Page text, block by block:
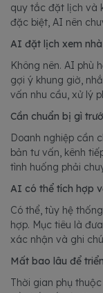
quy tắc đặt lịch và
đặc biệt, AI nên
AI đặt lịch xem
Không nên. AI phù
gợi ý khung giờ,
vấn nhu cầu, xử lý
Cần chuẩn bị gì
Doanh nghiệp cần
bản tư vấn, kênh
tình huống phải
AI có thể tích hợp
Có thể, tùy hệ
hợp. Mục tiêu là
xác nhận và ghi
Mất bao lâu để
Thời gian phụ